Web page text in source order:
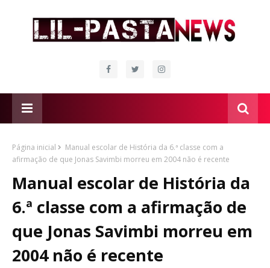
Página inicial
Manual escolar de História da 6.ª classe com a
afirmação de que Jonas Savimbi morreu em 2004 não é recente
Manual escolar de História da
6.ª classe com a afirmação de
que Jonas Savimbi morreu em
2004 não é recente